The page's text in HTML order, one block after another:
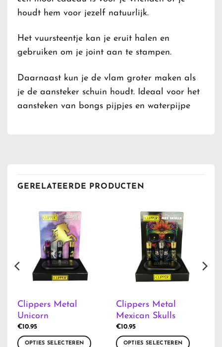
houdt hem voor jezelf natuurlijk.
Het vuursteentje kan je eruit halen en
gebruiken om je joint aan te stampen.
Daarnaast kun je de vlam groter maken als
je de aansteker schuin houdt. Ideaal voor het
aansteken van bongs pijpjes en waterpijpe
GERELATEERDE PRODUCTEN
Clippers Metal
Unicorn
€10.95
OPTIES SELECTEREN
Clippers Metal
Mexican Skulls
€10.95
OPTIES SELECTEREN